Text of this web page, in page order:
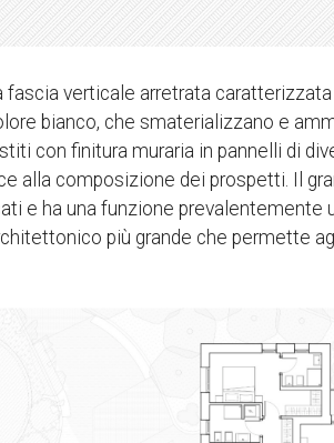
fascia verticale arretrata
bianco, che smaterializzano e
con finitura muraria in pannelli di
alla composizione dei prospetti. Il
e ha una funzione prevalentemente
più grande che permette